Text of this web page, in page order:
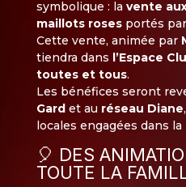
symbolique : la vente
maillots rosesportés
Cette vente, animée par
tiendra dans l’Espace
toutes et tous.
Les bénéfices seront
Gardet au réseau Diane
locales engagées dans
🎈 DES
TOUTE LA